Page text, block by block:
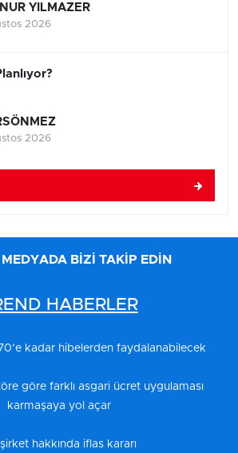
YILMAZER
2026
2026
BİZİ TAKİP EDİN
HABERLER
kadar hibelerden faydalanabilecek
göre farklı asgari ücret uygulaması
karmaşaya yol açar
şirket hakkında iflas kararı